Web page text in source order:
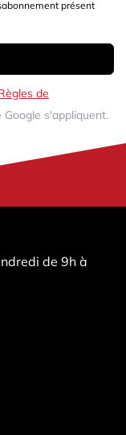
présent
de
Google s'appliquent.
de 9h à